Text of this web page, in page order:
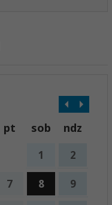
pt sob ndz
1 2
7 8 9